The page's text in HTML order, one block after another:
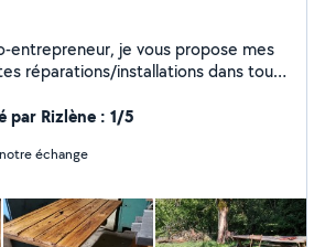
entrepreneur, je vous propose mes
réparations/installations dans tous
plus, je réponds rapidement !
par Rizlène : 1/5
échange